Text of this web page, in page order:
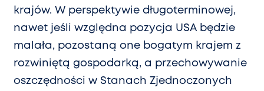
krajów. W perspektywie długoterminowej,
nawet jeśli względna pozycja USA będzie
malała, pozostaną one bogatym krajem z
rozwiniętą gospodarką, a przechowywanie
oszczędności w Stanach Zjednoczonych